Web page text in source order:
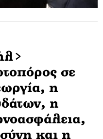
σε
η
η
και η